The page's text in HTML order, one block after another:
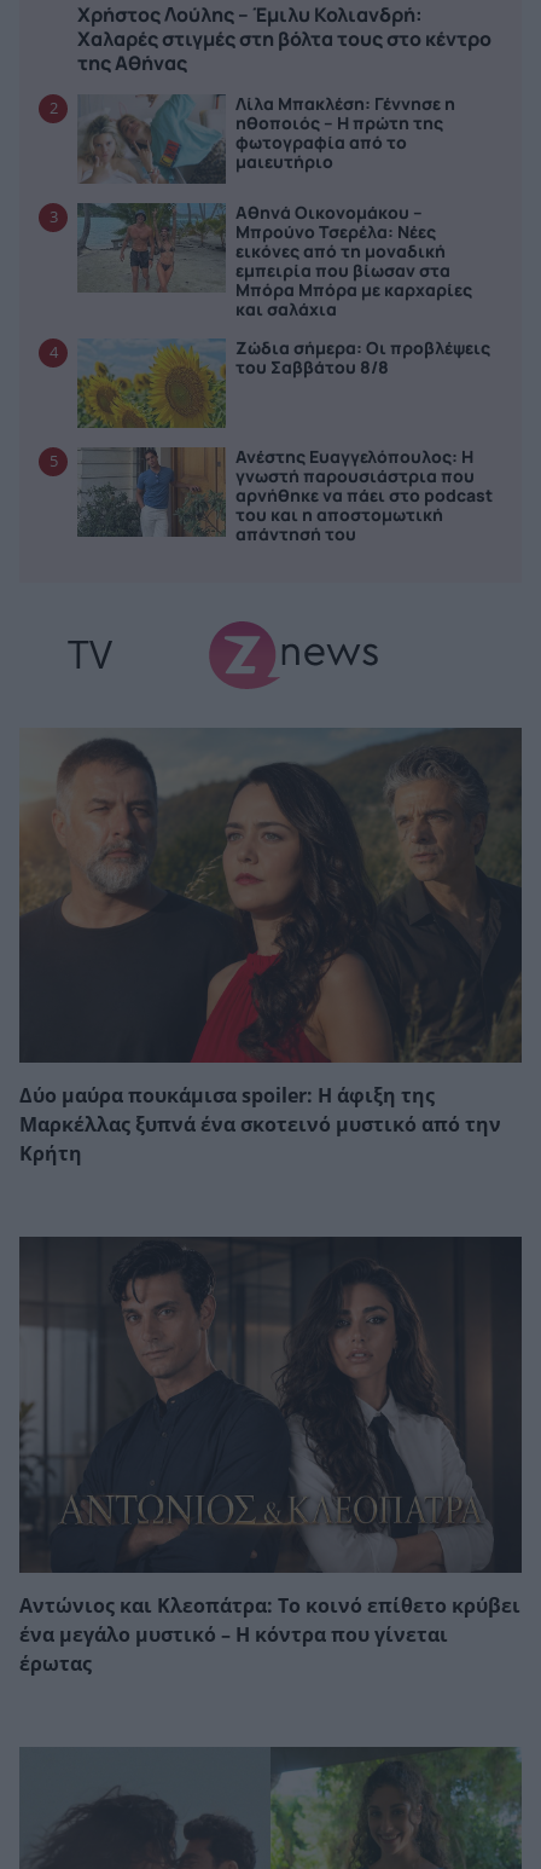
Χρήστος Λούλης – Έμιλυ Κολιανδρή:
Χαλαρές στιγμές στη βόλτα τους στο κέντρο
της Αθήνας
2
Λίλα Μπακλέση: Γέννησε η
ηθοποιός – Η πρώτη της
φωτογραφία από το
μαιευτήριο
3
Αθηνά Οικονομάκου –
Μπρούνο Τσερέλα: Νέες
εικόνες από τη μοναδική
εμπειρία που βίωσαν στα
Μπόρα Μπόρα με καρχαρίες
και σαλάχια
4
Ζώδια σήμερα: Οι προβλέψεις
του Σαββάτου 8/8
5
Ανέστης Ευαγγελόπουλος: Η
γνωστή παρουσιάστρια που
αρνήθηκε να πάει στο podcast
του και η αποστομωτική
απάντησή του
TV
Δύο μαύρα πουκάμισα spoiler: Η άφιξη της
Μαρκέλλας ξυπνά ένα σκοτεινό μυστικό από την
Κρήτη
Αντώνιος και Κλεοπάτρα: Το κοινό επίθετο κρύβει
ένα μεγάλο μυστικό – Η κόντρα που γίνεται
έρωτας